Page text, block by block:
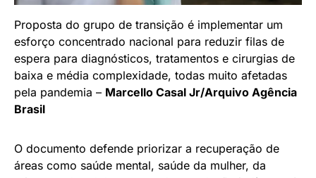
Proposta do grupo de transição é implementar um
esforço concentrado nacional para reduzir filas de
espera para diagnósticos, tratamentos e cirurgias de
baixa e média complexidade, todas muito afetadas
pela pandemia – Marcello Casal Jr/Arquivo Agência
Brasil
O documento defende priorizar a recuperação de
áreas como saúde mental, saúde da mulher, da